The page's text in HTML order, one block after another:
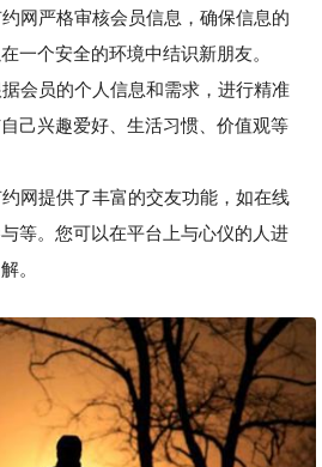
严格审核会员信息，确保信息的
一个安全的环境中结识新朋友。
员的个人信息和需求，进行精准
己兴趣爱好、生活习惯、价值观等
提供了丰富的交友功能，如在线
等。您可以在平台上与心仪的人进
。